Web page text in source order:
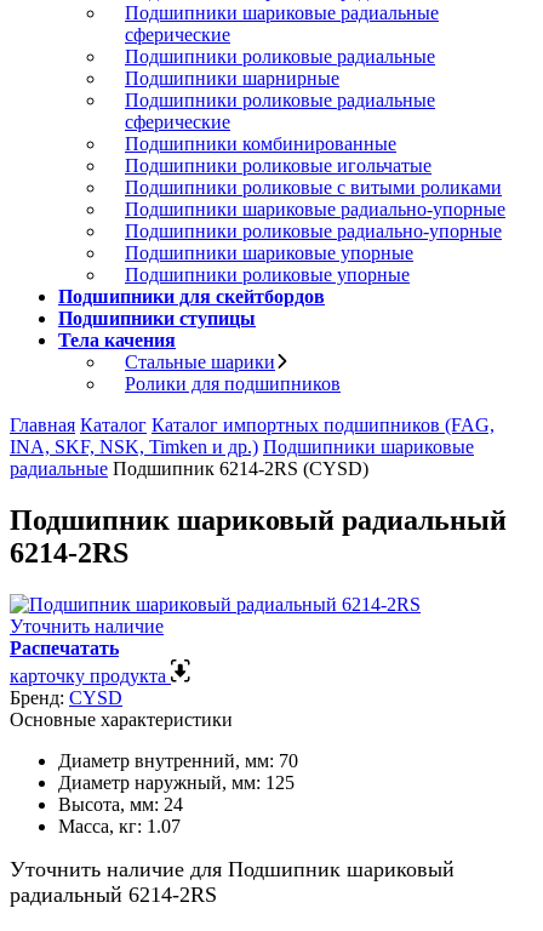
Подшипники шариковые радиальные
сферические
Подшипники роликовые радиальные
Подшипники шарнирные
Подшипники роликовые радиальные
сферические
Подшипники комбинированные
Подшипники роликовые игольчатые
Подшипники роликовые с витыми роликами
Подшипники шариковые радиально-упорные
Подшипники роликовые радиально-упорные
Подшипники шариковые упорные
Подшипники роликовые упорные
Подшипники для скейтбордов
Подшипники ступицы
Тела качения
Стальные шарики
Ролики для подшипников
Главная Каталог Каталог импортных подшипников (FAG,
INA, SKF, NSK, Timken и др.) Подшипники шариковые
радиальные Подшипник 6214-2RS (CYSD)
Подшипник шариковый радиальный
6214-2RS
Уточнить наличие
Распечатать
карточку продукта
Бренд: CYSD
Основные характеристики
Диаметр внутренний, мм: 70
Диаметр наружный, мм: 125
Высота, мм: 24
Масса, кг: 1.07
Уточнить наличие для Подшипник шариковый
радиальный 6214-2RS